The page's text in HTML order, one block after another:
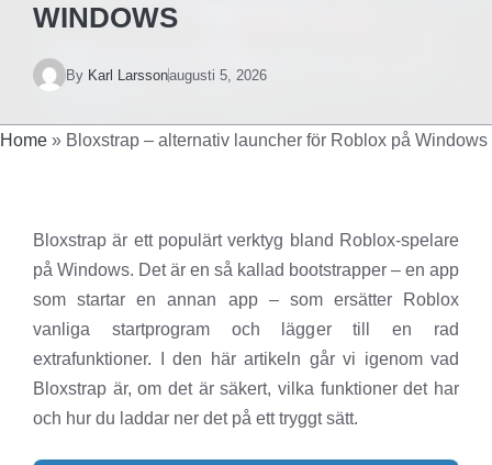
WINDOWS
By Karl Larssonaugusti 5, 2026
Home » Bloxstrap – alternativ launcher för Roblox på Windows
Bloxstrap är ett populärt verktyg bland Roblox-spelare
på Windows. Det är en så kallad bootstrapper – en app
som startar en annan app – som ersätter Roblox
vanliga startprogram och lägger till en rad
extrafunktioner. I den här artikeln går vi igenom vad
Bloxstrap är, om det är säkert, vilka funktioner det har
och hur du laddar ner det på ett tryggt sätt.